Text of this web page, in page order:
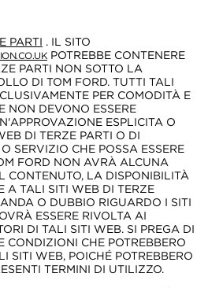
PARTI . IL SITO
POTREBBE CONTENERE
PARTI NON SOTTO LA
DI TOM FORD. TUTTI TALI
PER COMODITÀ E
NON DEVONO ESSERE
ESPLICITA O
DI TERZE PARTI O DI
SERVIZIO CHE POSSA ESSERE
FORD NON AVRÀ ALCUNA
CONTENUTO, LA DISPONIBILITÀ
A TALI SITI WEB DI TERZE
O DUBBIO RIGUARDO I SITI
ESSERE RIVOLTA AI
DI TALI SITI WEB. SI PREGA DI
CONDIZIONI CHE POTREBBERO
SITI WEB, POICHÉ POTREBBERO
TERMINI DI UTILIZZO.